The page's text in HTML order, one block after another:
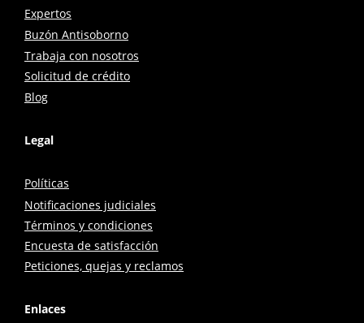
Expertos
Buzón Antisoborno
Trabaja con nosotros
Solicitud de crédito
Blog
Legal
Políticas
Notificaciones judiciales
Términos y condiciones
Encuesta de satisfacción
Peticiones, quejas y reclamos
Enlaces